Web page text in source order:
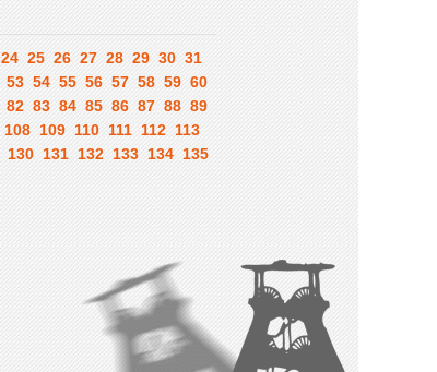
24 25 26 27 28 29 30 31
53 54 55 56 57 58 59 60
82 83 84 85 86 87 88 89
108 109 110 111 112 113
130 131 132 133 134 135